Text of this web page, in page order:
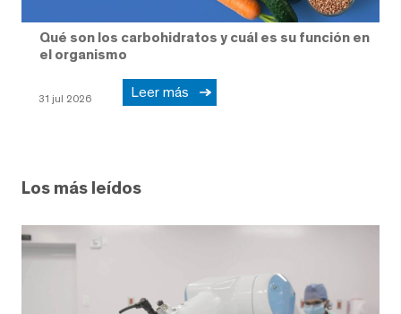
Qué son los carbohidratos y cuál es su función en
el organismo
31 jul 2026 Leer más
Los más leídos